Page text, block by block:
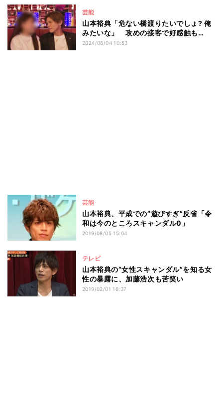
芸能
山本裕典「危ない橋渡りたいでしょ? 俺
みたいな」 攻めの接客で好感触も…
2024/06/04 10:53
芸能
山本裕典、平成での“遊びすぎ”反省「令
和は今のところスキャンダル0」
2019/08/05 15:04
テレビ
山本裕典の“女性スキャンダル”を知る女
性の暴露に、加藤浩次も苦笑い
2019/02/01 16:37